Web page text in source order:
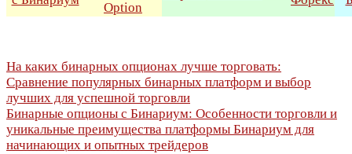
Навигация
по
записям
На каких бинарных опционах лучше торговать:
Сравнение популярных бинарных платформ и выбор
лучших для успешной торговли
Бинарные опционы с Бинариум: Особенности торговли и
уникальные преимущества платформы Бинариум для
начинающих и опытных трейдеров